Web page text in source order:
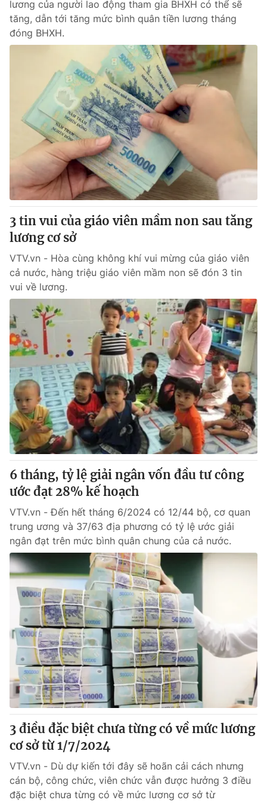
Liên hệ quảng cáo:024-7300.7108
® Cấm sao chép dưới mọi hình thức nếu không có sự chấp
thuận bằng văn bản. Ghi rõ nguồn VTV.vn khi phát hành lại
thông tin từ website này.
lương của người lao động tham gia BHXH có thể sẽ
tăng, dẫn tới tăng mức bình quân tiền lương tháng
đóng BHXH.
3 tin vui của giáo viên mầm non sau tăng
lương cơ sở
VTV.vn - Hòa cùng không khí vui mừng của giáo viên
cả nước, hàng triệu giáo viên mầm non sẽ đón 3 tin
vui về lương.
6 tháng, tỷ lệ giải ngân vốn đầu tư công
ước đạt 28% kế hoạch
VTV.vn - Đến hết tháng 6/2024 có 12/44 bộ, cơ quan
trung ương và 37/63 địa phương có tỷ lệ ước giải
ngân đạt trên mức bình quân chung của cả nước.
3 điều đặc biệt chưa từng có về mức lương
cơ sở từ 1/7/2024
VTV.vn - Dù dự kiến tới đây sẽ hoãn cải cách nhưng
cán bộ, công chức, viên chức vẫn được hưởng 3 điều
đặc biệt chưa từng có về mức lương cơ sở từ